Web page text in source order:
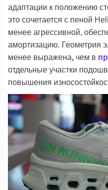
адаптации к положению
это сочетается с пеной
менее агрессивной,
амортизацию. Геометрия
менее выражена, чем в
отдельные участки
повышения